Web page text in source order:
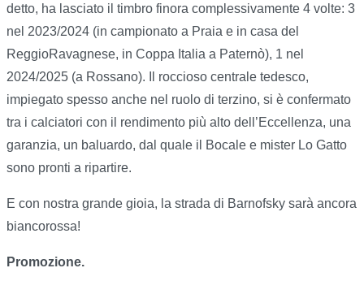
detto, ha lasciato il timbro finora complessivamente 4 volte: 3
nel 2023/2024 (in campionato a Praia e in casa del
ReggioRavagnese, in Coppa Italia a Paternò), 1 nel
2024/2025 (a Rossano). Il roccioso centrale tedesco,
impiegato spesso anche nel ruolo di terzino, si è confermato
tra i calciatori con il rendimento più alto dell’Eccellenza, una
garanzia, un baluardo, dal quale il Bocale e mister Lo Gatto
sono pronti a ripartire.
E con nostra grande gioia, la strada di Barnofsky sarà ancora
biancorossa!
Promozione.